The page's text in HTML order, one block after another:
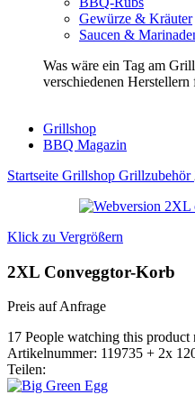
Gewürze & Kräuter
Saucen &
Was wäre ein Tag am
verschiedenen
Grillshop
BBQ Magazin
Startseite Grillshop Grillzubehör
Klick zu Vergrößern
2XL Conveggtor-Korb
Preis auf Anfrage
17 People watching this product
Artikelnummer: 119735 + 2x
Teilen: